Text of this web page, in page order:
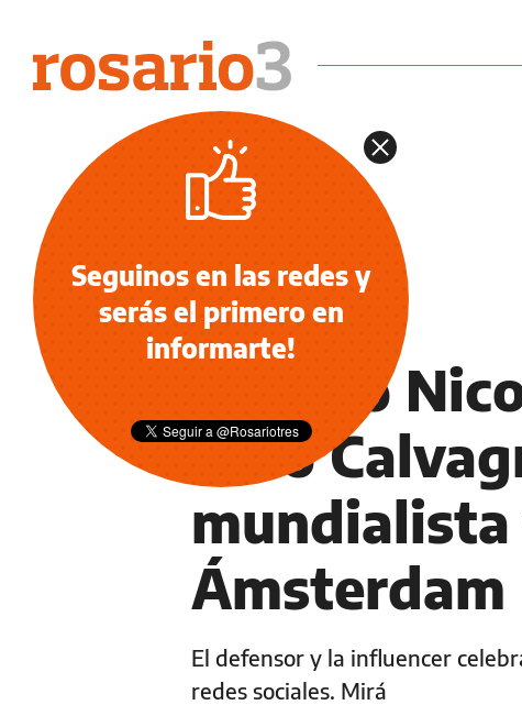
OCIO
Se casó
Caro
Ámsterdam
El defensor y la influencer
redes sociales. Mirá
Seguinos en las redes y
serás el primero en
informarte!